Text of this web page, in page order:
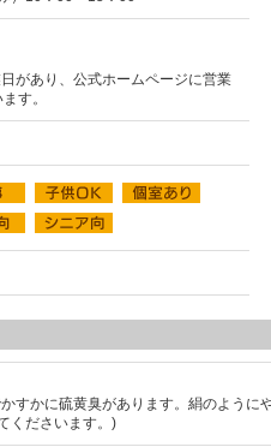
があり、公式ホームページに営業
す。
すかに硫黄臭があります。絹のよう
くださいます。)